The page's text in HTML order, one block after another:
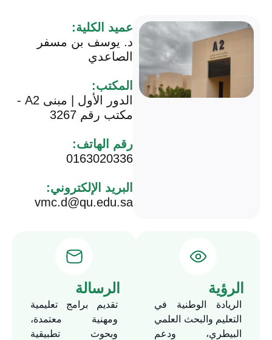
عميد الكلية:
د. يوسف بن مسفر
الصاعدي
المكتب:
الدور الأول | مبنى A2 -
مكتب رقم 3267
رقم الهاتف:
0163020336
البريد الإلكتروني:
vmc.d@qu.edu.sa
الرؤية
الريادة الوطنية في
التعليم والبحث العلمي
البيطري، ودعم
الرسالة
تقديم برامج تعليمية
ومهنية معتمدة،
وبحوث تطبيقية